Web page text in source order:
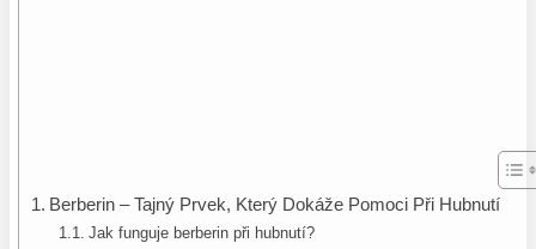
Berberin – Tajný Prvek, Který Dokáže Pomoci Při Hubnutí
Jak funguje berberin při hubnutí?